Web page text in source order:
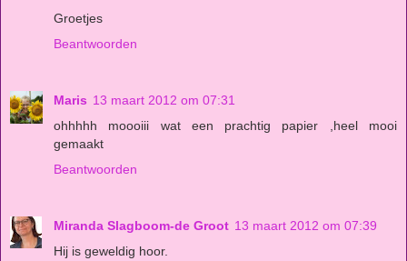
Groetjes
Beantwoorden
Maris 13 maart 2012 om 07:31
ohhhhh moooiii wat een prachtig papier ,heel mooi
gemaakt
Beantwoorden
Miranda Slagboom-de Groot 13 maart 2012 om 07:39
Hij is geweldig hoor.